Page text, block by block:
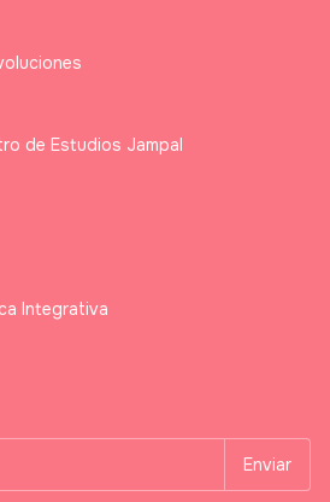
de Estudios Jampal
Integrativa